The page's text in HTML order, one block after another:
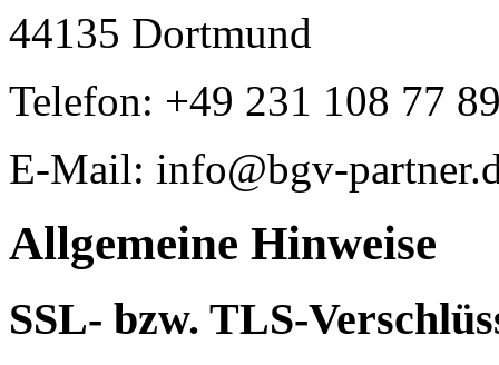
44135 Dortmund
Telefon: +49 231 108 77
E-Mail: info@bgv-
Allgemeine Hinweise
SSL- bzw. TLS-